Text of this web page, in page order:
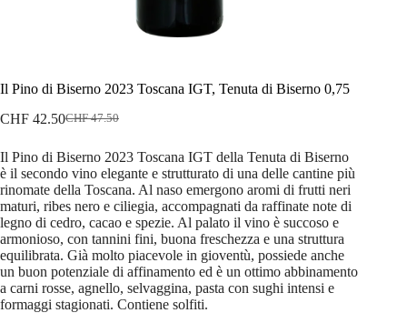
Il Pino di Biserno 2023 Toscana IGT, Tenuta di Biserno 0,75
CHF47.50
Il
originale
era:
CHF 47.50.
CHF 42.50
Il
attuale
è:
CHF 42.50.
Il Pino di Biserno 2023 Toscana IGT della Tenuta di Biserno
è il secondo vino elegante e strutturato di una delle cantine più
rinomate della Toscana. Al naso emergono aromi di frutti neri
maturi, ribes nero e ciliegia, accompagnati da raffinate note di
legno di cedro, cacao e spezie. Al palato il vino è succoso e
armonioso, con tannini fini, buona freschezza e una struttura
equilibrata. Già molto piacevole in gioventù, possiede anche
un buon potenziale di affinamento ed è un ottimo abbinamento
a carni rosse, agnello, selvaggina, pasta con sughi intensi e
formaggi stagionati. Contiene solfiti.